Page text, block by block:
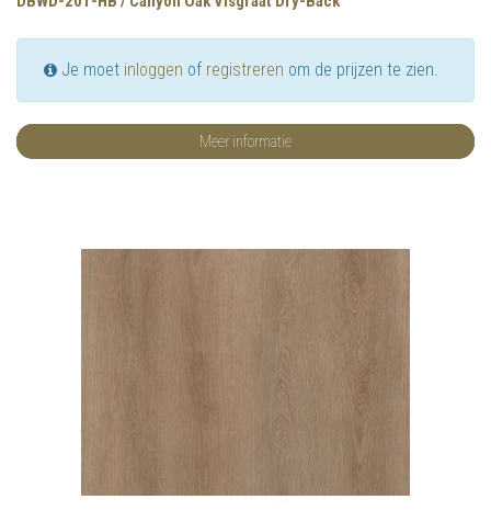
Je moet inloggen of registreren om de prijzen te zien.
Meer informatie